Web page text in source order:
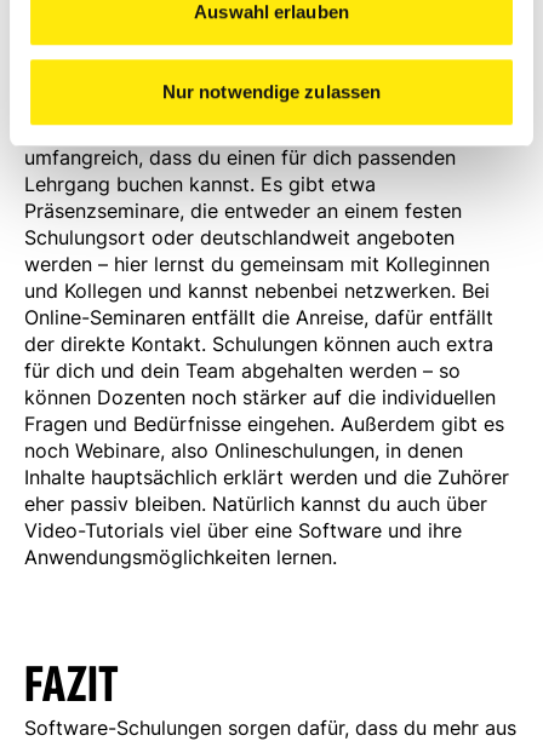
Auswahl erlauben
Nur notwendige zulassen
SCHULUNGSMÖGLICHKEITEN
Das Schulungsangebot vieler Softwareanbieter ist so
umfangreich, dass du einen für dich passenden
Lehrgang buchen kannst. Es gibt etwa
Präsenzseminare, die entweder an einem festen
Schulungsort oder deutschlandweit angeboten
werden – hier lernst du gemeinsam mit Kolleginnen
und Kollegen und kannst nebenbei netzwerken. Bei
Online-Seminaren entfällt die Anreise, dafür entfällt
der direkte Kontakt. Schulungen können auch extra
für dich und dein Team abgehalten werden – so
können Dozenten noch stärker auf die individuellen
Fragen und Bedürfnisse eingehen. Außerdem gibt es
noch Webinare, also Onlineschulungen, in denen
Inhalte hauptsächlich erklärt werden und die Zuhörer
eher passiv bleiben. Natürlich kannst du auch über
Video-Tutorials viel über eine Software und ihre
Anwendungsmöglichkeiten lernen.
FAZIT
Software-Schulungen sorgen dafür, dass du mehr aus